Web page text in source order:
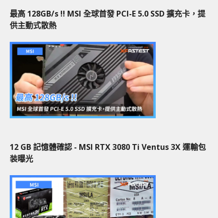
最高 128GB/s !! MSI 全球首發 PCI-E 5.0 SSD 擴充卡，提
供主動式散熱
12 GB 記憶體確認 - MSI RTX 3080 Ti Ventus 3X 運輸包
装曝光